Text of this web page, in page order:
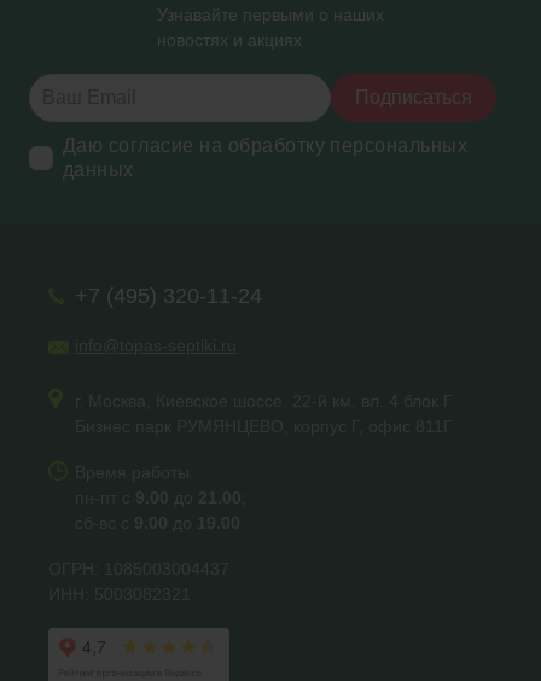
Узнавайте первыми о наших
новостях и акциях
Подписаться
Даю согласие на обработку персональных
данных
+7 (495) 320-11-24